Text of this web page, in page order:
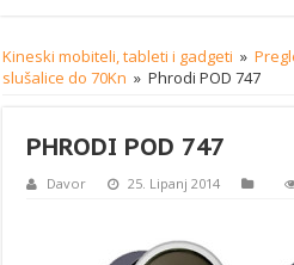
Kineski mobiteli, tableti i gadgeti »
slušalice do 70Kn » Phrodi POD 747
PHRODI POD 747
Davor 25. Lipanj 2014